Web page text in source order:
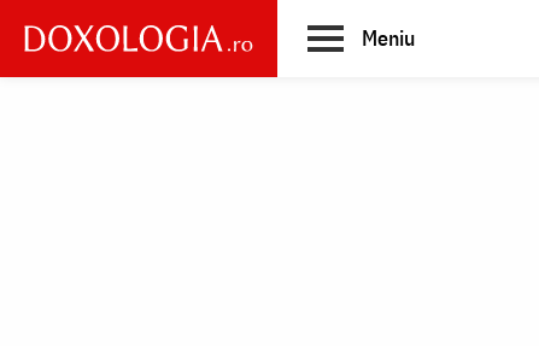
main
Meniu